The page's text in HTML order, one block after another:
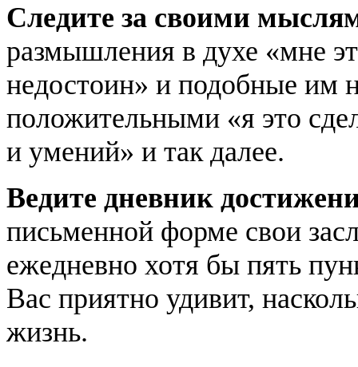
Следите за своими
размышления в духе «мне
недостоин» и подобные им
положительными «я это
и умений» и так далее.
Ведите дневник
письменной форме свои
ежедневно хотя бы пять
Вас приятно удивит,
жизнь.